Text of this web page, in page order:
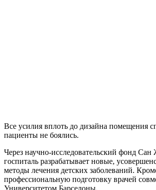
Все усилия вплоть до дизайна помещения
пациенты не боялись.
Через научно-исследовательский фонд
госпиталь разрабатывает новые,
методы лечения детских заболеваний.
профессиональную подготовку врачей
Университетом Барселоны.